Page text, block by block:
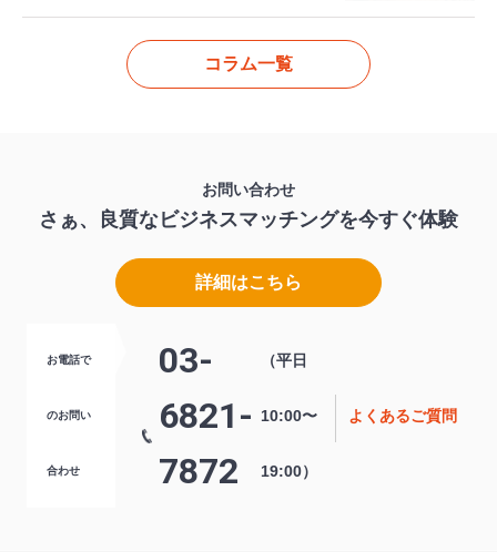
コラム一覧
お問い合わせ
さぁ、良質なビジネスマッチングを今すぐ体験
詳細はこちら
お電話で
のお問い
合わせ
03-
6821-
7872
（平日
10:00〜
19:00）
よくあるご質問